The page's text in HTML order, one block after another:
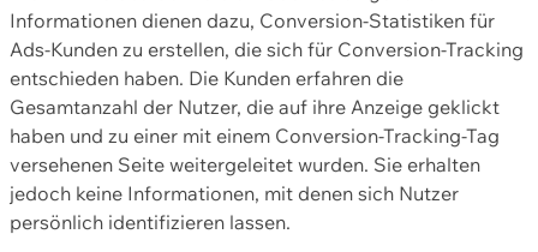
Informationen dienen dazu, Conversion-Statistiken für
Ads-Kunden zu erstellen, die sich für Conversion-Tracking
entschieden haben. Die Kunden erfahren die
Gesamtanzahl der Nutzer, die auf ihre Anzeige geklickt
haben und zu einer mit einem Conversion-Tracking-Tag
versehenen Seite weitergeleitet wurden. Sie erhalten
jedoch keine Informationen, mit denen sich Nutzer
persönlich identifizieren lassen.